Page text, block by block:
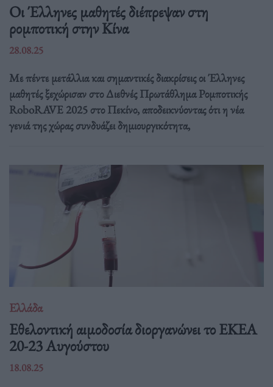
Οι Έλληνες μαθητές διέπρεψαν στη
ρομποτική στην Κίνα
28.08.25
Με πέντε μετάλλια και σημαντικές διακρίσεις οι Έλληνες
μαθητές ξεχώρισαν στο Διεθνές Πρωτάθλημα Ρομποτικής
RoboRAVE 2025 στο Πεκίνο, αποδεικνύοντας ότι η νέα
γενιά της χώρας συνδυάζει δημιουργικότητα,
Ελλάδα
Eθελοντική αιμοδοσία διοργανώνει το ΕΚΕΑ
20-23 Αυγούστου
18.08.25